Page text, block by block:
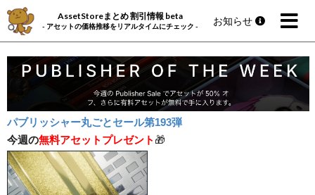
AssetStoreまとめ 割引情報 beta
- アセットの価格推移をリアルタイムにチェック - お知らせ
パブリッシャー丸ごとセール第193弾
今週の無料アセットプレゼント 🎁